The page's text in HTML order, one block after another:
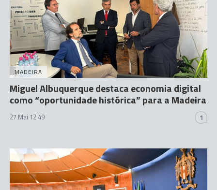
MADEIRA
Miguel Albuquerque destaca economia digital
como “oportunidade histórica” para a Madeira
27 Mai 12:49 1